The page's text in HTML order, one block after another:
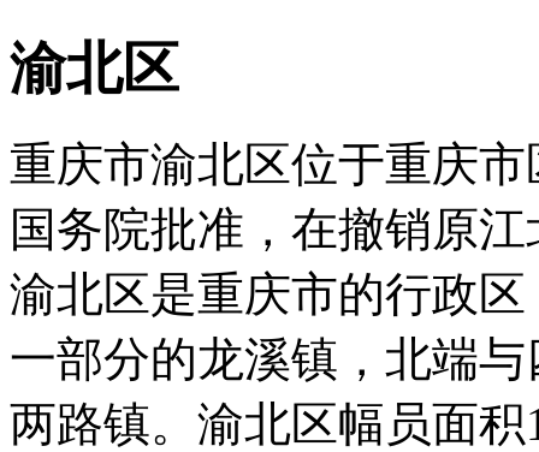
渝北区
重庆市渝北区位于重庆
国务院批准，在撤销原
渝北区是重庆市的行政
一部分的龙溪镇，北端
两路镇。渝北区幅员面